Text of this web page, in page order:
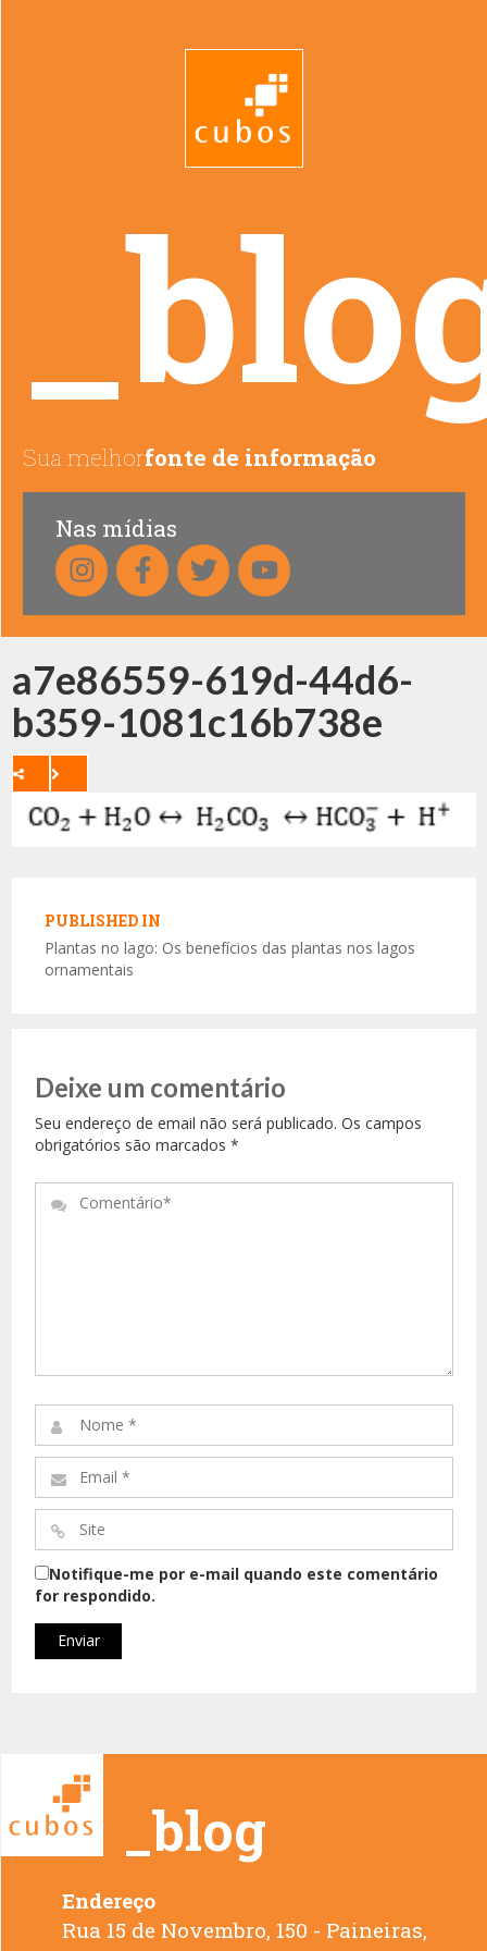
Sua melhorfonte de informação
Nas mídias
a7e86559-619d-44d6-
b359-1081c16b738e
de
Post
PUBLISHED IN
Plantas no lago: Os benefícios das plantas nos lagos
ornamentais
Deixe um comentário
Seu endereço de email não será publicado. Os campos
obrigatórios são marcados *
Comentário*
Nome
*
Email
*
Site
Notifique-me por e-mail quando este comentário
for respondido.
_blog
Endereço
Rua 15 de Novembro, 150 - Paineiras,